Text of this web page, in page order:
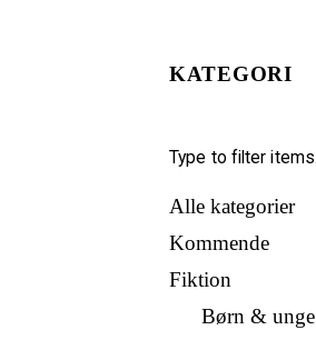
KATEGORI
Alle kategorier
Kommende
Fiktion
Børn & unge